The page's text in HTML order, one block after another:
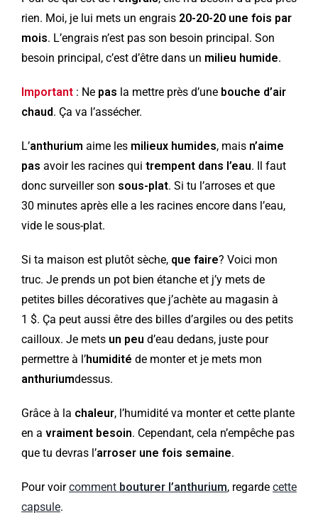
rien. Moi, je lui mets un engrais 20-20-20 une fois par
mois. L’engrais n’est pas son besoin principal. Son
besoin principal, c’est d’être dans un milieu humide.
Important: Ne pas la mettre près d’une bouche d’air
chaud. Ça va l’assécher.
L’anthurium aime les milieux humides, mais n’aime
pas avoir les racines qui trempent dans l’eau. Il faut
donc surveiller son sous-plat. Si tu l’arroses et que
30 minutes après elle a les racines encore dans l’eau,
vide le sous-plat.
Si ta maison est plutôt sèche, que faire? Voici mon
truc. Je prends un pot bien étanche et j’y mets de
petites billes décoratives que j’achète au magasin à
1 $. Ça peut aussi être des billes d’argiles ou des petits
cailloux. Je mets un peu d’eau dedans, juste pour
permettre à l’humidité de monter et je mets mon
anthuriumdessus.
Grâce à la chaleur, l’humidité va monter et cette plante
en a vraiment besoin. Cependant, cela n’empêche pas
que tu devras l’arroser une fois semaine.
Pour voircomment bouturer l’anthurium, regarde cette
capsule.